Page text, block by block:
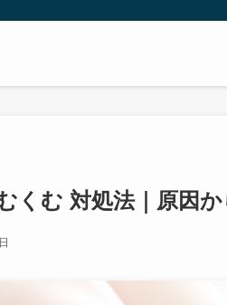
くむ 対処法｜原因